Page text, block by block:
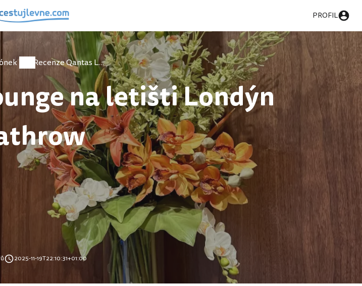
PROFIL
Recenze Qantas Lounge na letišti Londýn Heathrow
na letišti Londýn
2025-11-19T22:10:31+01:00